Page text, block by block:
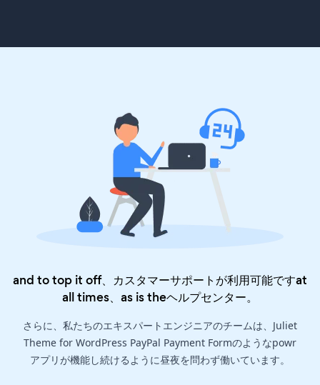
and to top it off、カスタマーサポートが利用可能ですat
all times、as is theヘルプセンター。
さらに、私たちのエキスパートエンジニアのチームは、Juliet
Theme for WordPress PayPal Payment Formのようなpowr
アプリが機能し続けるように昼夜を問わず働いています。